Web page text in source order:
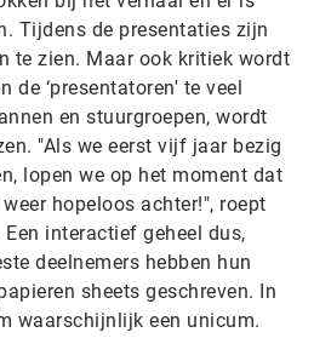
Tijdens de presentaties zijn
te zien. Maar ook kritiek wordt
de ‘presentatoren' te veel
en stuurgroepen, wordt
"Als we eerst vijf jaar bezig
lopen we op het moment dat
hopeloos achter!", roept
interactief geheel dus,
deelnemers hebben hun
sheets geschreven. In
waarschijnlijk een unicum.